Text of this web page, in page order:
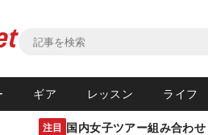
ギア レッスン ライフ
注目 国内女子ツアー組み合わせ